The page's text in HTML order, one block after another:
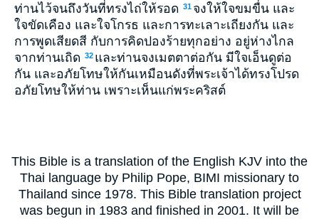
ท่านไว้จนถึงวันที่ทรงไถ่ให้รอด 31 จงให้ใจขมขื่น และ
ใจขัดเคือง และใจโกรธ และการทะเลาะเถียงกัน และ
การพูดเสียดสี กับการคิดปองร้ายทุกอย่าง อยู่ห่างไกล
จากท่านเถิด 32 และท่านจงเมตตาต่อกัน มีใจเอ็นดูต่อ
กัน และอภัยโทษให้กันเหมือนดังที่พระเจ้าได้ทรงโปรด
อภัยโทษให้ท่าน เพราะเห็นแก่พระคริสต์
This Bible is a translation of the English KJV into the
Thai language by Philip Pope, BIMI missionary to
Thailand since 1978. This Bible translation project
was begun in 1983 and finished in 2001. It will be